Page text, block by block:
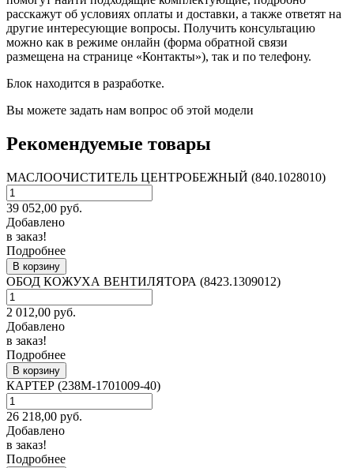
расскажут об условиях оплаты и доставки, а также ответят на
другие интересующие вопросы. Получить консультацию
можно как в режиме онлайн (форма обратной связи
размещена на странице «Контакты»), так и по телефону.
Блок находится в разработке.
Вы можете задать нам вопрос об этой модели
Рекомендуемые товары
МАСЛООЧИСТИТЕЛЬ ЦЕНТРОБЕЖНЫЙ (840.1028010)
39 052,00 руб.
Добавлено
в заказ!
Подробнее
В корзину
ОБОД КОЖУХА ВЕНТИЛЯТОРА (8423.1309012)
2 012,00 руб.
Добавлено
в заказ!
Подробнее
В корзину
КАРТЕР (238М-1701009-40)
26 218,00 руб.
Добавлено
в заказ!
Подробнее